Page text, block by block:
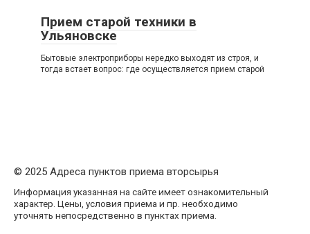
Прием старой техники в
Ульяновске
Бытовые электроприборы нередко выходят из строя, и
тогда встает вопрос: где осуществляется прием старой
© 2025 Адреса пунктов приема вторсырья
Информация указанная на сайте имеет ознакомительный
характер. Цены, условия приема и пр. необходимо
уточнять непосредственно в пунктах приема.